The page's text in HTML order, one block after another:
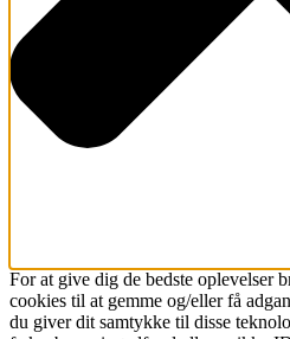
For at give dig de bedste oplevelser
cookies til at gemme og/eller få
du giver dit samtykke til disse